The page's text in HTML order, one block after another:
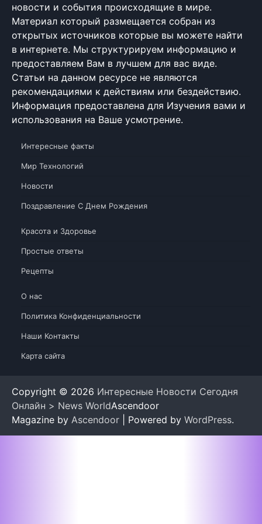
новости и события происходящие в мире.
Материал который размещается собран из
открытых источников которые вы можете найти
в интернете. Мы структурируем информацию и
предоставляем Вам в лучшем для вас виде.
Статьи на данном ресурсе не являются
рекомендациями к действиям или бездействию.
Информация предоставлена для Изучения вами и
использования на Ваше усмотрение.
Интересные факты
Мир Технологий
Новости
Поздравление С Днем Рождения
Красота и Здоровье
Простые ответы
Рецепты
О нас
Политика Конфиденциальности
Наши Контакты
Карта сайта
Copyright © 2026 Интересные Новости Сегодня
Онлайн > News WorldAscendoor
Magazine by Ascendoor | Powered by WordPress.